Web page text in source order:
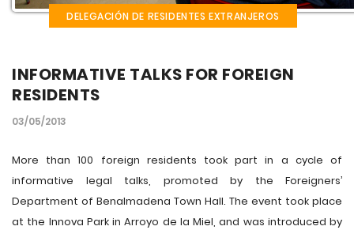
DELEGACIÓN DE RESIDENTES EXTRANJEROS
INFORMATIVE TALKS FOR FOREIGN
RESIDENTS
03/05/2013
More than 100 foreign residents took part in a cycle of
informative legal talks, promoted by the Foreigners’
Department of Benalmadena Town Hall. The event took place
at the Innova Park in Arroyo de la Miel, and was introduced by